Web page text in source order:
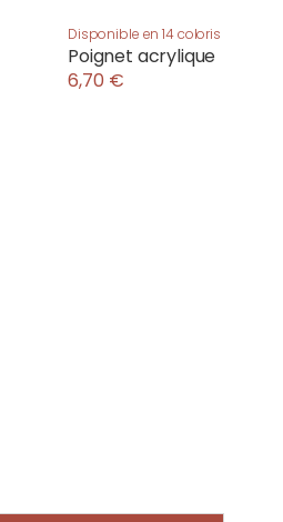
Disponible en 14 coloris
Poignet acrylique
6,70 €